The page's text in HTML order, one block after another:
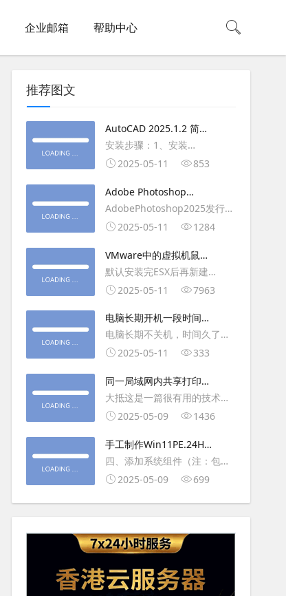
企业邮箱 帮助中心
推荐图文
AutoCAD 2025.1.2 简体
中文版（64位）破解版下
载
安装步骤：1、安装
AutoCAD_2025.1.2_Update3、
复制Crack里面的文件到
AutoCAD安装目录里，覆盖同
名文件4、完最低
2025-05-11 853
Adobe Photoshop
2025（v26.6.1）多语言
破解版下载
AdobePhotoshop2025发行
年：2025版本：26.6.1.7开发
平台：WindowsX64界面语
言：英语/匈牙利/匈牙利/越南/
荷兰/印尼/西班牙/西班牙语/意
大利
2025-05-11 1284
VMware中的虚拟机鼠标
移动缓慢,VMware虚拟机
卡顿慢,鼠标移动卡顿问题
默认安装完ESX后再新建
WINDOWS虚拟主机，如
操作虚拟主机，鼠标会非常
钝，这是因为虚拟机没有鼠标
驱动，通过安装vmwaretool后
就可以解决此问
2025-05-11 7963
电脑长期开机一段时间就
卡顿怎么处理
电脑长期不关机，时间久了就
会一直卡，CPU和内存都没占
久，打开任务管理器5秒钟。一
般重启下电脑就可以了或重启
下资源管理器(explorer.exe进
程).
2025-05-11 333
同一局域网内共享打印机
的连接及相关问题解决方
法
大抵这是一篇很有用的技术教
程文章吧！涉及的内容普遍而
不自觉地点赞收藏吧~包含内容
有：共享前的准备工作在设置
打印机共享之前，你得先确保
两台电脑
2025-05-09 1436
手工制作Win11PE.24H2
LTSC2024详细教程2
四、添加系统组件（注：包含
DWM、BitLocker解锁、MMC
第5卷提取以下文件到BOOT文
件夹：;DWM桌面窗口管理器
2025-05-09 699